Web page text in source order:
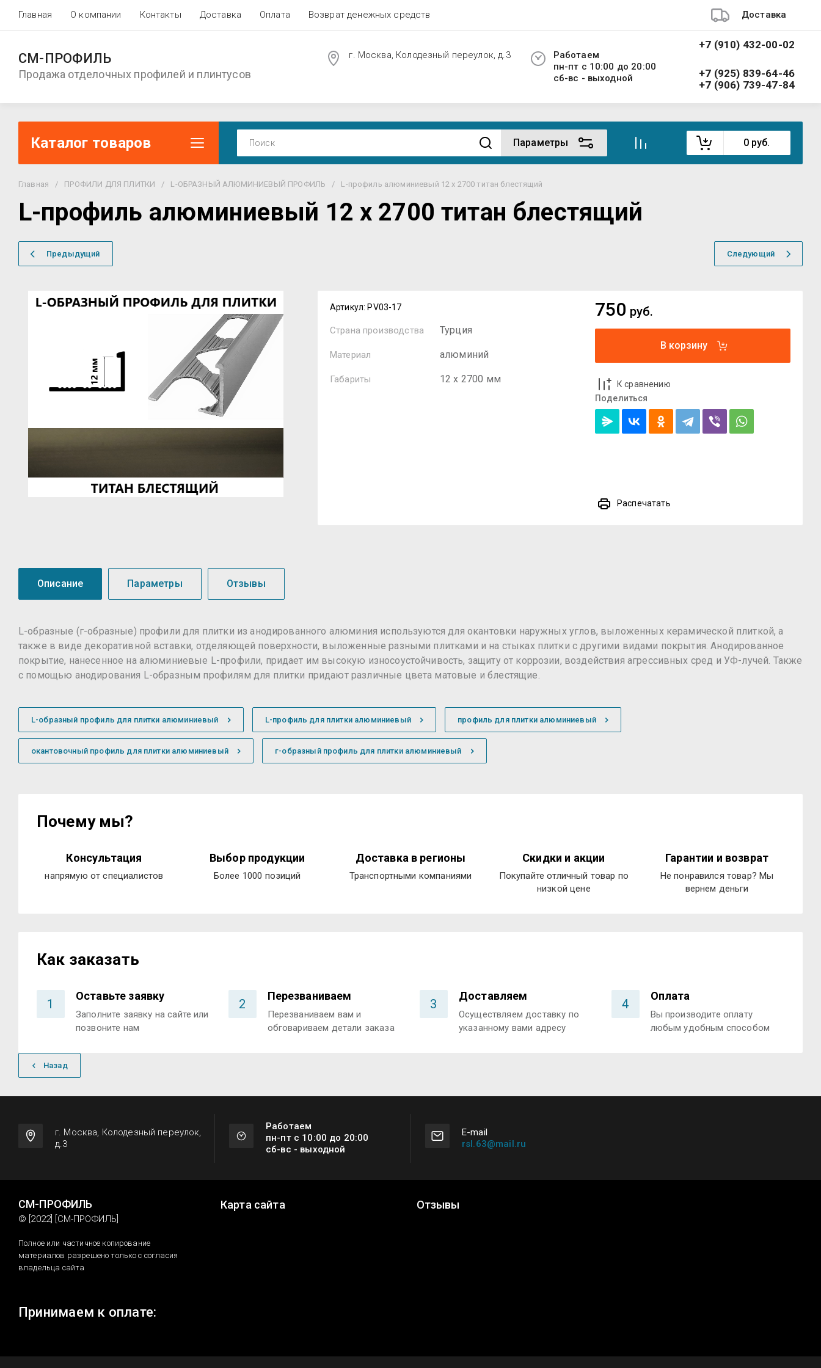
Главная О компании Контакты Доставка Оплата Возврат денежных средств Доставка
СМ-ПРОФИЛЬ
Продажа отделочных профилей и плинтусов
г. Москва, Колодезный переулок, д.3
Работаем
пн-пт с 10:00 до 20:00
сб-вс - выходной
+7 (910) 432-00-02
+7 (925) 839-64-46
+7 (906) 739-47-84
Каталог товаров Параметры 0 руб.
Главная / ПРОФИЛИ ДЛЯ ПЛИТКИ / L-ОБРАЗНЫЙ АЛЮМИНИЕВЫЙ ПРОФИЛЬ / L-профиль алюминиевый 12 х 2700 титан блестящий
L-профиль алюминиевый 12 х 2700 титан блестящий
Предыдущий Следующий
Артикул: PV03-17
Страна производства Турция
Материал алюминий
Габариты 12 х 2700 мм
750 руб.
В корзину
К сравнению
Поделиться
Распечатать
Описание Параметры Отзывы
L-образные (г-образные) профили для плитки из анодированного алюминия используются для окантовки наружных углов, выложенных керамической плиткой, а
также в виде декоративной вставки, отделяющей поверхности, выложенные разными плитками и на стыках плитки с другими видами покрытия. Анодированное
покрытие, нанесенное на алюминиевые L-профили, придает им высокую износоустойчивость, защиту от коррозии, воздействия агрессивных сред и УФ-лучей. Также
с помощью анодирования L-образным профилям для плитки придают различные цвета матовые и блестящие.
L-образный профиль для плитки алюминиевый L-профиль для плитки алюминиевый профиль для плитки алюминиевый
окантовочный профиль для плитки алюминиевый г-образный профиль для плитки алюминиевый
Почему мы?
Консультация
напрямую от специалистов
Выбор продукции
Более 1000 позиций
Доставка в регионы
Транспортными компаниями
Скидки и акции
Покупайте отличный товар по
низкой цене
Гарантии и возврат
Не понравился товар? Мы
вернем деньги
Как заказать
1
Оставьте заявку
Заполните заявку на сайте или
позвоните нам
2
Перезваниваем
Перезваниваем вам и
обговариваем детали заказа
3
Доставляем
Осуществляем доставку по
указанному вами адресу
4
Оплата
Вы производите оплату
любым удобным способом
Назад
г. Москва, Колодезный переулок,
д.3
Работаем
пн-пт с 10:00 до 20:00
сб-вс - выходной
Е-mail
rsl.63@mail.ru
СМ-ПРОФИЛЬ
© [2022] [СМ-ПРОФИЛЬ]
Полное или частичное копирование
материалов разрешено только с согласия
владельца сайта
Карта сайта Отзывы
Принимаем к оплате: